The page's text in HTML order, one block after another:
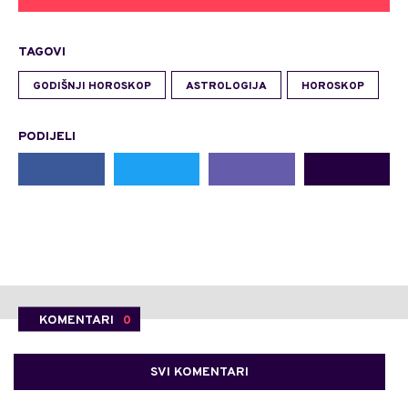
TAGOVI
GODIŠNJI HOROSKOP ASTROLOGIJA HOROSKOP
PODIJELI
KOMENTARI 0
SVI KOMENTARI